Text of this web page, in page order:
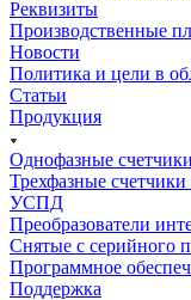
Реквизиты
Производственные
Новости
Политика и цели в
Статьи
Продукция
Однофазные
Трехфазные счетчики
УСПД
Преобразователи
Снятые с серийного
Программное
Поддержка